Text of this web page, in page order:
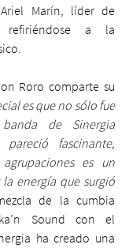
Marín, líder de
refiriéndose a la
Roro comparte su
es que no sólo fue
de Sinergia
fascinante,
es un
energía que surgió
de la cumbia
Sound con el
ha creado una